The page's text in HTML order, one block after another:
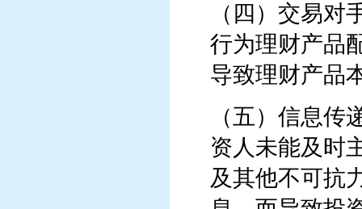
（四）交易
行为理财产品
导致理财产品
（五）信息
资人未能及时
及其他不可抗